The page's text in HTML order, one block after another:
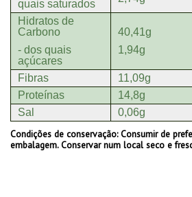
quais saturados
Hidratos de
Carbono
- dos quais
açúcares
40,41g
1,94g
Fibras 11,09g
Proteínas
14,8g
Sal
0,06g
Condições de conservação:Consumir de
embalagem. Conservar num local seco e